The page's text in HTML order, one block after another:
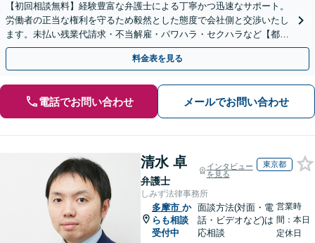
【初回相談無料】経験豊富な弁護士による丁寧かつ迅速なサポート。
労働者の正当な権利を守るため毅然とした態度で会社側と交渉いたし
ます。未払い残業代請求・不当解雇・パワハラ・セクハラなど【都庁
前駅直結】【複数拠点あり】
料金表を見る
電話でお問い合わせ メールでお問い合わせ
清水 卓
弁護士
インタビュー
を見る
東京都
しみず法律事務所
多摩市 か
らも相談
受付中
面談方法(対面・電
話・ビデオなど)は
応相談
営業時
間：本日
定休日